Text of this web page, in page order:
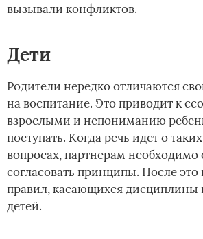
вызывали конфликтов.
Дети
Родители нередко отличаются
на воспитание. Это приводит к
взрослыми и непониманию
поступать. Когда речь идет о
вопросах, партнерам необходимо
согласовать принципы. После это
правил, касающихся дисциплины
детей.